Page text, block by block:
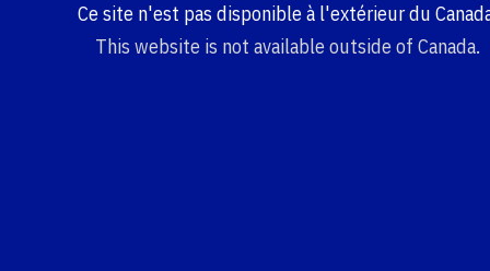
Ce site n'est pas disponible à l'extérieur du
This website is not available outside of Canada.